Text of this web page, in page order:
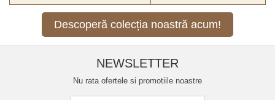
Descoperă colecția noastră acum!
NEWSLETTER
Nu rata ofertele si promotiile noastre